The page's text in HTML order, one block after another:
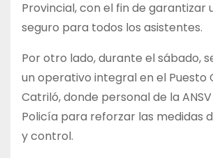
Provincial, con el fin de garantizar
seguro para todos los asistentes.
Por otro lado, durante el sábado,
un operativo integral en el Puesto
Catriló, donde personal de la
Policía para reforzar las medidas
y control.